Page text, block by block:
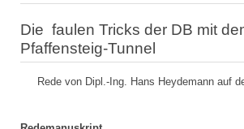
Die faulen Tricks der DB mit
Pfaffensteig-Tunnel
Rede von Dipl.-Ing. Hans Heydemann auf